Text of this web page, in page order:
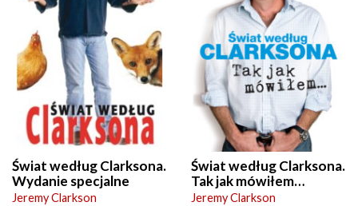
Świat według Clarksona.
Wydanie specjalne
Jeremy Clarkson
Świat według Clarksona.
Tak jak mówiłem…
Jeremy Clarkson